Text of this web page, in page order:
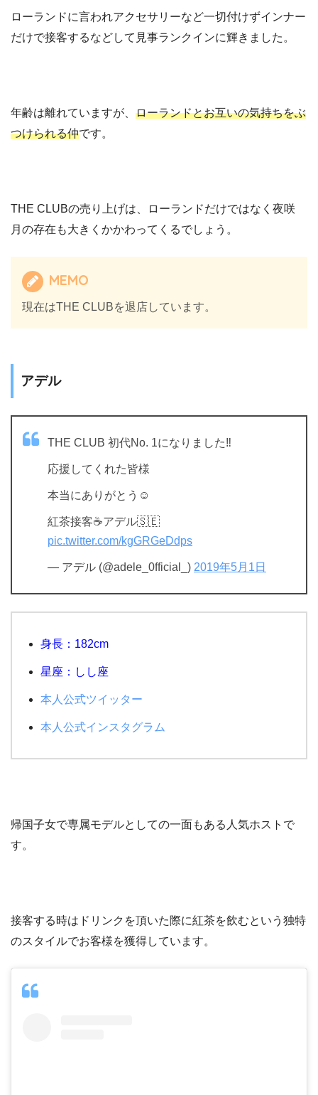
ローランドに言われアクセサリーなど一切付けずインナー
だけで接客するなどして見事ランクインに輝きました。
年齢は離れていますが、 ローランドとお互いの気持ちをぶ
つけられる仲です。
THE CLUBの売り上げは、ローランドだけではなく夜咲
月の存在も大きくかかわってくるでしょう。
MEMO
現在はTHE CLUBを退店しています。
アデル
THE CLUB 初代No. 1になりました‼︎
応援してくれた皆様
本当にありがとう☺︎
紅茶接客☕️アデル🇸🇪
pic.twitter.com/kgGRGeDdps
— アデル (@adele_0fficial_) 2019年5月1日
身長：182cm
星座：しし座
本人公式ツイッター
本人公式インスタグラム
帰国子女で専属モデルとしての一面もある人気ホストで
す。
接客する時はドリンクを頂いた際に紅茶を飲むという独特
のスタイルでお客様を獲得しています。